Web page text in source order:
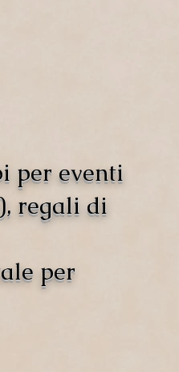
per eventi
regali di
per